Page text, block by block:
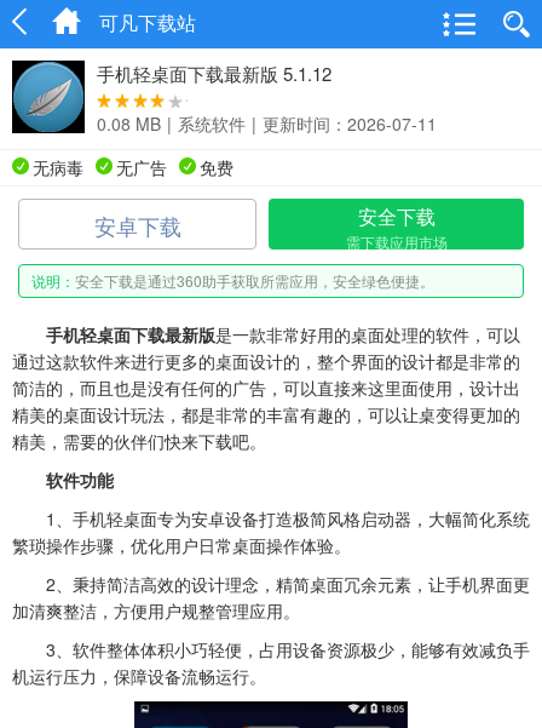
可凡下载站
手机轻桌面下载最新版 5.1.12
0.08 MB | 系统软件 | 更新时间：2026-07-11
无病毒
无广告 免费
安卓下载 安全下载
需下载应用市场
说明： 安全下载是通过360助手获取所需应用，安全绿色便捷。
手机轻桌面下载最新版是一款非常好用的桌面处理的软件，可以
通过这款软件来进行更多的桌面设计的，整个界面的设计都是非常的
简洁的，而且也是没有任何的广告，可以直接来这里面使用，设计出
精美的桌面设计玩法，都是非常的丰富有趣的，可以让桌变得更加的
精美，需要的伙伴们快来下载吧。
软件功能
1、手机轻桌面专为安卓设备打造极简风格启动器，大幅简化系统
繁琐操作步骤，优化用户日常桌面操作体验。
2、秉持简洁高效的设计理念，精简桌面冗余元素，让手机界面更
加清爽整洁，方便用户规整管理应用。
3、软件整体体积小巧轻便，占用设备资源极少，能够有效减负手
机运行压力，保障设备流畅运行。